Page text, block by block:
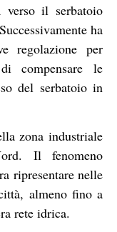
verso il serbatoio
ha
regolazione per
compensare le
del serbatoio in
zona industriale
Il fenomeno
ripresentare nelle
almeno fino a
rete idrica.